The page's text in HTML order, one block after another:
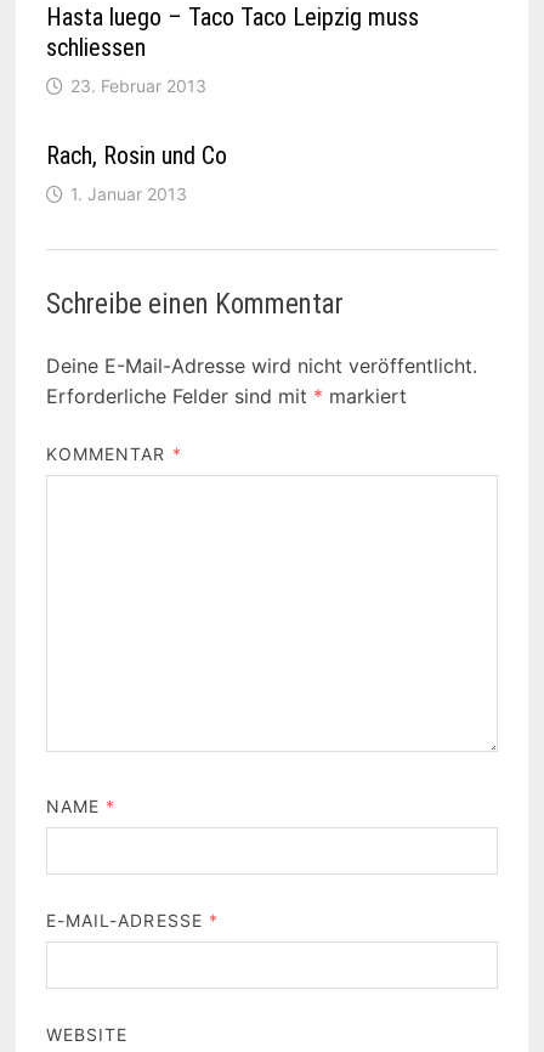
Hasta luego – Taco Taco Leipzig muss
schliessen
23. Februar 2013
Rach, Rosin und Co
1. Januar 2013
Schreibe einen Kommentar
Deine E-Mail-Adresse wird nicht veröffentlicht.
Erforderliche Felder sind mit * markiert
KOMMENTAR *
NAME *
E-MAIL-ADRESSE *
WEBSITE